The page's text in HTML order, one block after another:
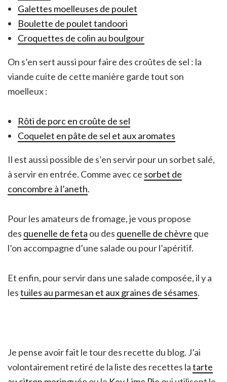
Galettes moelleuses de poulet
Boulette de poulet tandoori
Croquettes de colin au boulgour
On s’en sert aussi pour faire des croûtes de sel : la
viande cuite de cette manière garde tout son
moelleux :
Rôti de porc en croûte de sel
Coquelet en pâte de sel et aux aromates
Il est aussi possible de s’en servir pour un sorbet salé,
à servir en entrée. Comme avec ce sorbet de
concombre à l’aneth.
Pour les amateurs de fromage, je vous propose
des quenelle de feta ou des quenelle de chèvre que
l’on accompagne d’une salade ou pour l’apéritif.
Et enfin, pour servir dans une salade composée, il y a
lestuiles au parmesan et aux graines de sésames.
Je pense avoir fait le tour des recette du blog. J’ai
volontairement retiré de la liste des recettes latarte